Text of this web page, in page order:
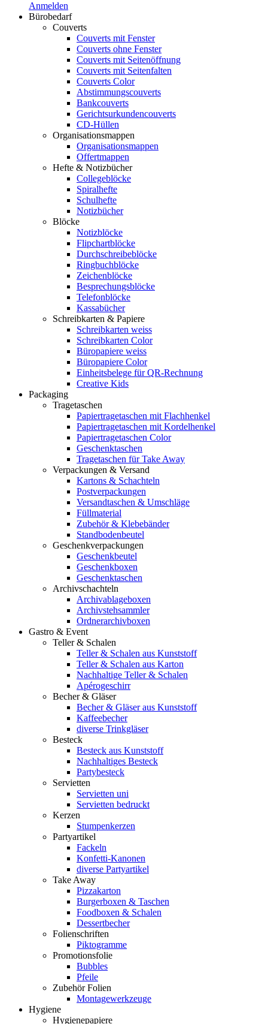
Anmelden
Bürobedarf
Couverts
Couverts mit Fenster
Couverts ohne Fenster
Couverts mit Seitenöffnung
Couverts mit Seitenfalten
Couverts Color
Abstimmungscouverts
Bankcouverts
Gerichtsurkundencouverts
CD-Hüllen
Organisationsmappen
Organisationsmappen
Offertmappen
Hefte & Notizbücher
Collegeblöcke
Spiralhefte
Schulhefte
Notizbücher
Blöcke
Notizblöcke
Flipchartblöcke
Durchschreibeblöcke
Ringbuchblöcke
Zeichenblöcke
Besprechungsblöcke
Telefonblöcke
Kassabücher
Schreibkarten & Papiere
Schreibkarten weiss
Schreibkarten Color
Büropapiere weiss
Büropapiere Color
Einheitsbelege für QR-Rechnung
Creative Kids
Packaging
Tragetaschen
Papiertragetaschen mit Flachhenkel
Papiertragetaschen mit Kordelhenkel
Papiertragetaschen Color
Geschenktaschen
Tragetaschen für Take Away
Verpackungen & Versand
Kartons & Schachteln
Postverpackungen
Versandtaschen & Umschläge
Füllmaterial
Zubehör & Klebebänder
Standbodenbeutel
Geschenkverpackungen
Geschenkbeutel
Geschenkboxen
Geschenktaschen
Archivschachteln
Archivablageboxen
Archivstehsammler
Ordnerarchivboxen
Gastro & Event
Teller & Schalen
Teller & Schalen aus Kunststoff
Teller & Schalen aus Karton
Nachhaltige Teller & Schalen
Apérogeschirr
Becher & Gläser
Becher & Gläser aus Kunststoff
Kaffeebecher
diverse Trinkgläser
Besteck
Besteck aus Kunststoff
Nachhaltiges Besteck
Partybesteck
Servietten
Servietten uni
Servietten bedruckt
Kerzen
Stumpenkerzen
Partyartikel
Fackeln
Konfetti-Kanonen
diverse Partyartikel
Take Away
Pizzakarton
Burgerboxen & Taschen
Foodboxen & Schalen
Dessertbecher
Folienschriften
Piktogramme
Promotionsfolie
Bubbles
Pfeile
Zubehör Folien
Montagewerkzeuge
Hygiene
Hygienepapiere